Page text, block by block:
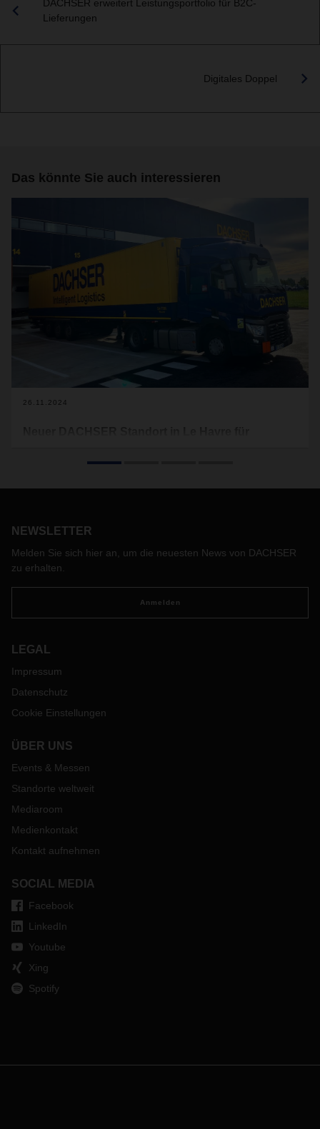
DACHSER erweitert Leistungsportfolio für B2C-
Lieferungen
Digitales Doppel
Das könnte Sie auch interessieren
26.11.2024
Havre eine neue Logistikanlage in Betrieb genommen. Der
Nahe des größten Frachthafen Frankreichs.
NEWSLETTER
Melden Sie sich hier an, um die neuesten News von DACHSER
zu erhalten.
Anmelden
LEGAL
Impressum
Datenschutz
Cookie Einstellungen
ÜBER UNS
Events & Messen
Standorte weltweit
Mediaroom
Medienkontakt
Kontakt aufnehmen
SOCIAL MEDIA
Facebook
LinkedIn
Youtube
Xing
Spotify